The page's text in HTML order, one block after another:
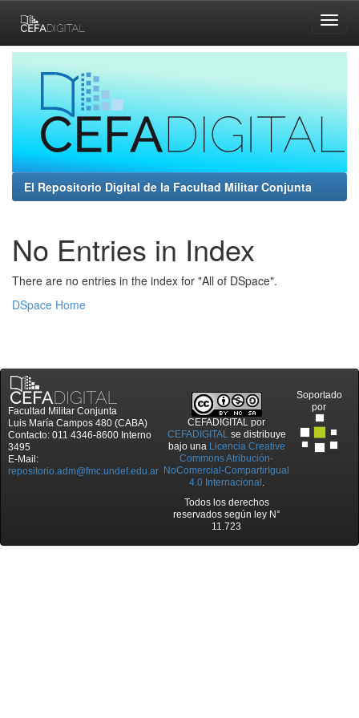
navigation
El Repositorio Digital de la Facultad Militar Conjunta
No Entries in Index
There are no entries in the index for "All of DSpace".
DSpace Home
Facultad Militar Conjunta
Luis María Campos 480 (CABA)
Contacto: 011 4346-8600 Interno
3495
E-Mail:
repositorio.adm@fmc.undef.edu.ar
CEFADIGITAL por
CEFADIGITALse distribuye
bajo una Licencia Creative
Commons Atribución-
NoComercial-CompartirIgual
4.0 Internacional .
Todos los derechos
reservados según ley N°
11.723
Soportado
por